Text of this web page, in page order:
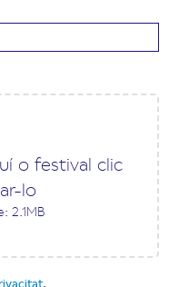
o festival clic
lo
2.1MB
.